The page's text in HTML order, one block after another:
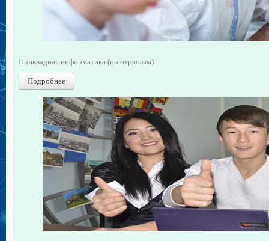
Прикладная информатика (по отраслям)
Подробнее